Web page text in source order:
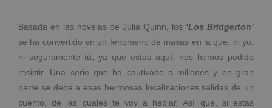
Basada en las novelas de Julia Quinn, los ‘Los Bridgerton’
se ha convertido en un fenómeno de masas en la que, ni yo,
ni seguramente tú, ya que estás aquí, nos hemos podido
resistir. Una serie que ha cautivado a millones y en gran
parte se debe a esas hermosas localizaciones salidas de un
cuento, de las cuales te voy a hablar. Así que, si estás